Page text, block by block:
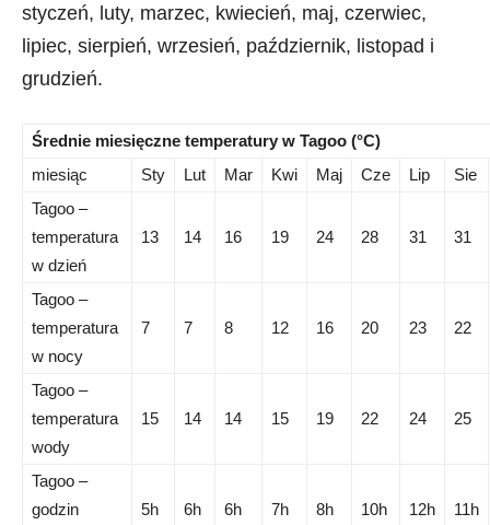
styczeń, luty, marzec, kwiecień, maj, czerwiec,
lipiec, sierpień, wrzesień, październik, listopad i
grudzień.
Średnie miesięczne temperatury w Tagoo (°C)
miesiąc
Sty Lut Mar Kwi Maj Cze Lip
Sie
Tagoo –
temperatura
w dzień
13 14 16 19 24 28 31 31
Tagoo –
temperatura
w nocy
7 7 8 12 16 20 23 22
Tagoo –
temperatura
wody
15 14 14 15 19 22 24 25
Tagoo –
godzin
5h 6h 6h 7h 8h 10h 12h 11h